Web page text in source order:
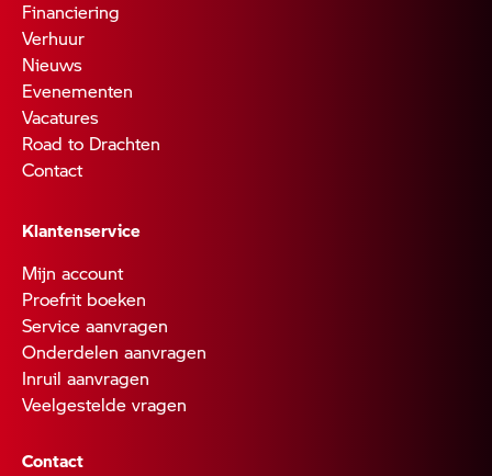
Financiering
Verhuur
Nieuws
Evenementen
Vacatures
Road to Drachten
Contact
Klantenservice
Mijn account
Proefrit boeken
Service aanvragen
Onderdelen aanvragen
Inruil aanvragen
Veelgestelde vragen
Contact